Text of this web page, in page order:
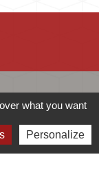
what you want
Personalize